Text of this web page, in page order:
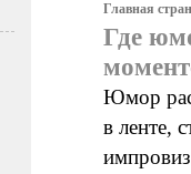
Главная
Где
Юмор
в ленте,